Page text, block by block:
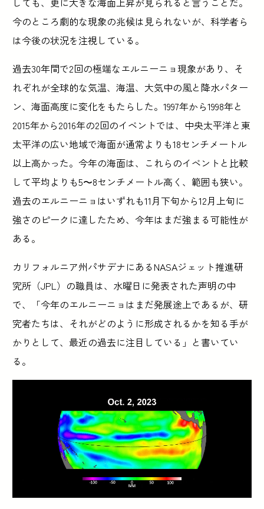
今のところ劇的な現象の兆候は見られないが、科学者ら
は今後の状況を注視している。
過去30年間で2回の極端なエルニーニョ現象があり、そ
れぞれが全球的な気温、海温、大気中の風と降水パター
ン、海面高度に変化をもたらした。1997年から1998年と
2015年から2016年の2回のイベントでは、中央太平洋と東
太平洋の広い地域で海面が通常よりも18センチメートル
以上高かった。今年の海面は、これらのイベントと比較
して平均よりも5〜8センチメートル高く、範囲も狭い。
過去のエルニーニョはいずれも11月下旬から12月上旬に
強さのピークに達したため、今年はまだ強まる可能性が
ある。
カリフォルニア州パサデナにあるNASAジェット推進研
究所（JPL）の職員は、水曜日に発表された声明の中
で、「今年のエルニーニョはまだ発展途上であるが、研
究者たちは、それがどのように形成されるかを知る手が
かりとして、最近の過去に注目している」と書いてい
る。